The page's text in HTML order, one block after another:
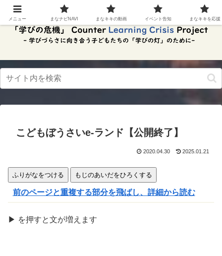
スク
リー
ンリ
ド。
この
ボタ
ンを
と、
ダー
の読
み上
にで
こどもぼうさいe-ランド【公開終了】
2020.04.30 2025.01.21
ふりがなをつける もじのあいだをひろくする
前のページと重複する部分を飛ばし、詳細から読む
▶ を押すと文が増 えます
メニュー まなナビNAVI まなキキの動画 イベント告知 まなキキを応援